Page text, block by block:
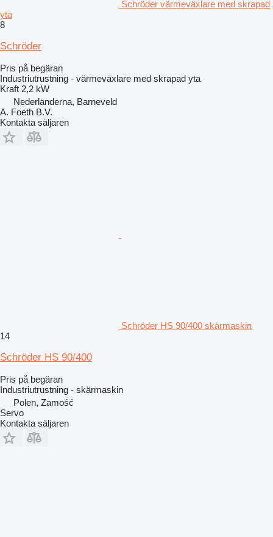
Schröder värmeväxlare med skrapad
yta
8
Schröder
Pris på begäran
Industriutrustning - värmeväxlare med skrapad yta
Kraft 2,2 kW
Nederländerna, Barneveld
A. Foeth B.V.
Kontakta säljaren
Schröder HS 90/400 skärmaskin
14
Schröder HS 90/400
Pris på begäran
Industriutrustning - skärmaskin
Polen, Zamość
Servo
Kontakta säljaren